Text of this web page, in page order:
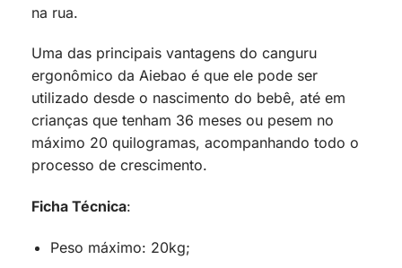
na rua.
Uma das principais vantagens do canguru
ergonômico da Aiebao é que ele pode ser
utilizado desde o nascimento do bebê, até em
crianças que tenham 36 meses ou pesem no
máximo 20 quilogramas, acompanhando todo o
processo de crescimento.
Ficha Técnica:
Peso máximo: 20kg;